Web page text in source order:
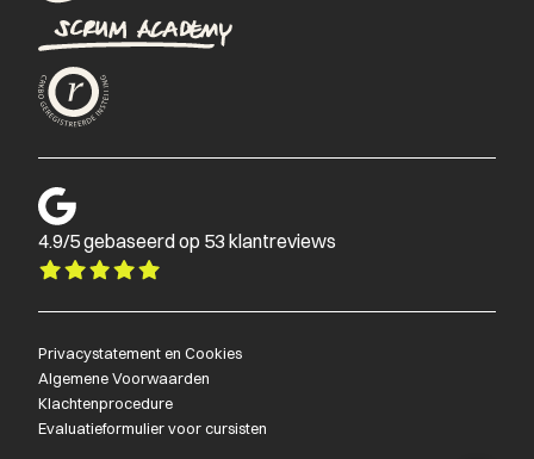
4.9/5 gebaseerd op 53 klantreviews
Privacystatement en Cookies
Algemene Voorwaarden
Klachtenprocedure
Evaluatieformulier voor cursisten